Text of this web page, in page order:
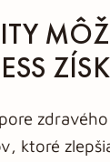
ktoré